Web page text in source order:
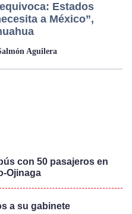
Estados
a México”,
Aguilera
con 50 pasajeros en
Ojinaga
a su gabinete